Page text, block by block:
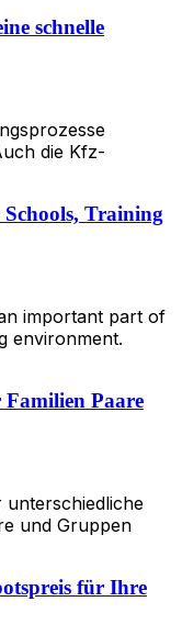
schnelle
die Kfz-
Training
important part of
environment.
Paare
unterschiedliche
und Gruppen
für Ihre